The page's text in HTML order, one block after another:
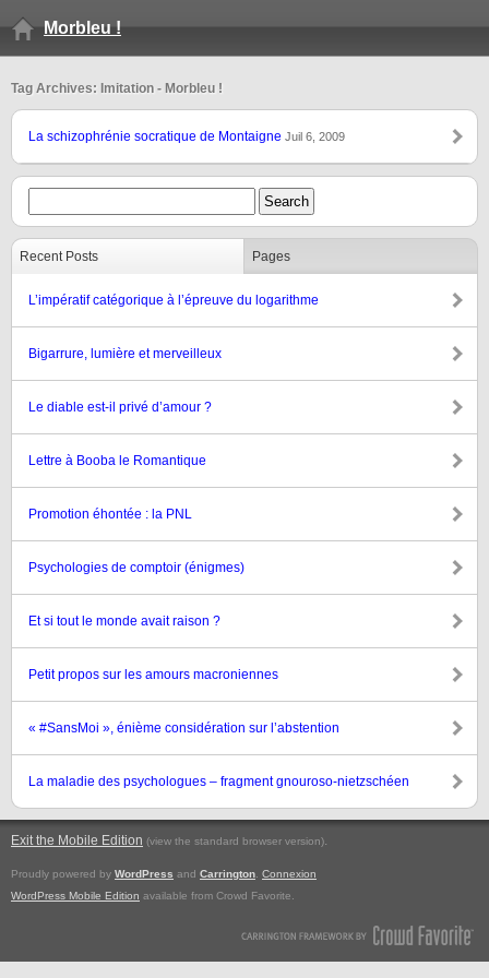
Morbleu !
Tag Archives: Imitation - Morbleu !
La schizophrénie socratique de Montaigne Juil 6, 2009
Recent Posts Pages
L’impératif catégorique à l’épreuve du logarithme
Bigarrure, lumière et merveilleux
Le diable est-il privé d’amour ?
Lettre à Booba le Romantique
Promotion éhontée : la PNL
Psychologies de comptoir (énigmes)
Et si tout le monde avait raison ?
Petit propos sur les amours macroniennes
« #SansMoi », énième considération sur l’abstention
La maladie des psychologues – fragment gnouroso-nietzschéen
Exit the Mobile Edition (view the standard browser version).
Proudly powered by WordPress and Carrington Connexion
WordPress Mobile Edition available from Crowd Favorite.